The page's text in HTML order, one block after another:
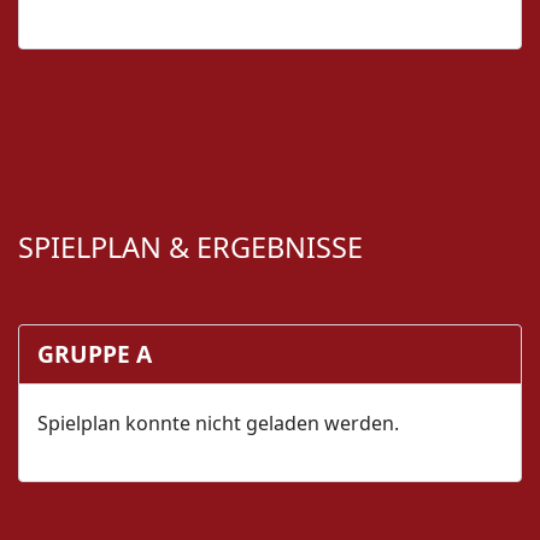
SPIELPLAN & ERGEBNISSE
GRUPPE A
Spielplan konnte nicht geladen werden.